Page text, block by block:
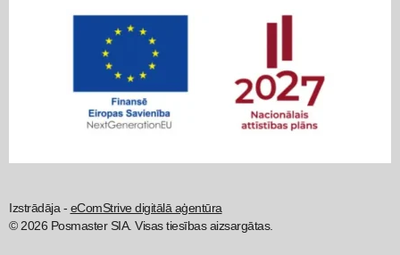
Izstrādāja - eComStrive digitālā aģentūra
© 2026 Posmaster SIA. Visas tiesības aizsargātas.